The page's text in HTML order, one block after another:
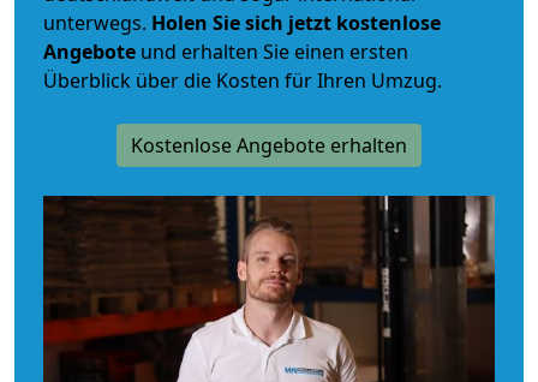
unterwegs. Holen Sie sich jetzt kostenlose
Angebote und erhalten Sie einen ersten
Überblick über die Kosten für Ihren Umzug.
Kostenlose Angebote erhalten